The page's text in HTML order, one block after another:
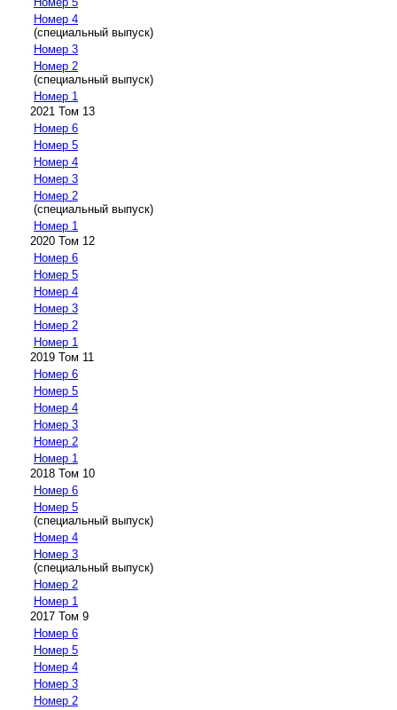
Номер 4
(специальный выпуск)
Номер 3
Номер 2
(специальный выпуск)
Номер 1
2021 Том 13
Номер 6
Номер 5
Номер 4
Номер 3
Номер 2
(специальный выпуск)
Номер 1
2020 Том 12
Номер 6
Номер 5
Номер 4
Номер 3
Номер 2
Номер 1
2019 Том 11
Номер 6
Номер 5
Номер 4
Номер 3
Номер 2
Номер 1
2018 Том 10
Номер 6
Номер 5
(специальный выпуск)
Номер 4
Номер 3
(специальный выпуск)
Номер 2
Номер 1
2017 Том 9
Номер 6
Номер 5
Номер 4
Номер 3
Номер 2